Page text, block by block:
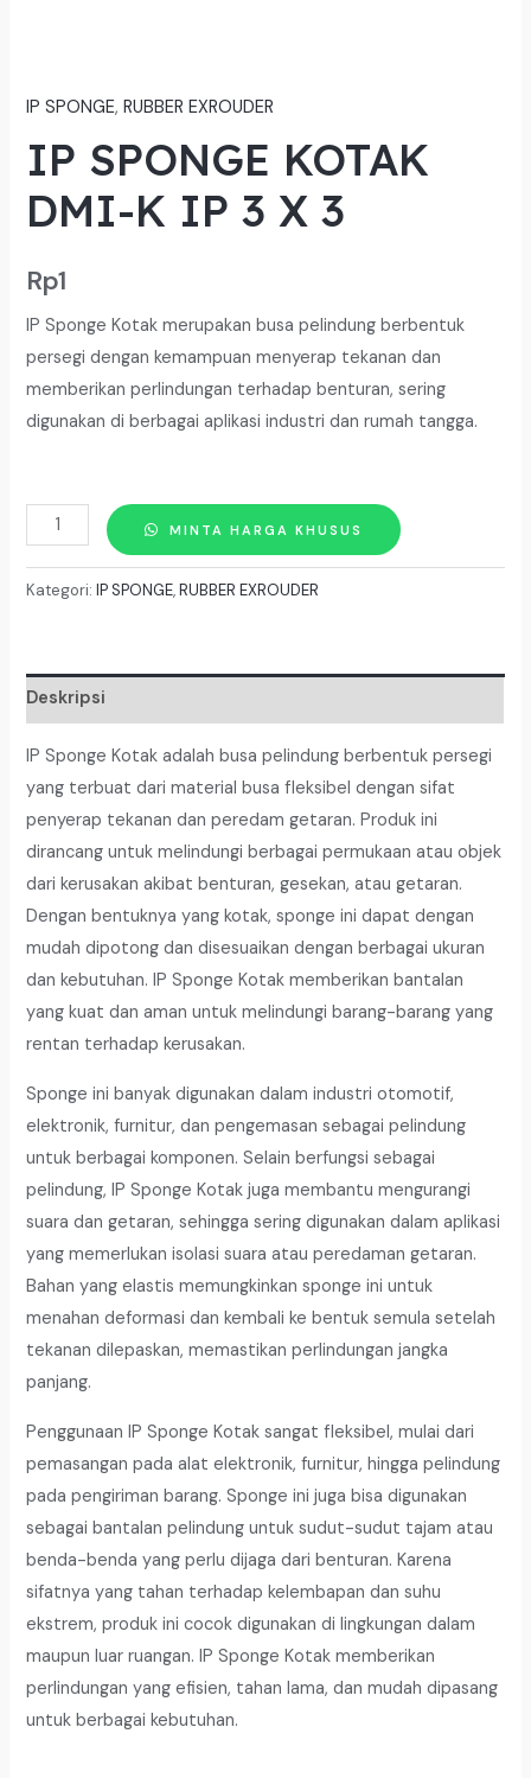
IP SPONGE,RUBBER EXROUDER
IP SPONGE KOTAK
DMI-K IP 3 X 3
Rp1
IP Sponge Kotak merupakan busa pelindung berbentuk
persegi dengan kemampuan menyerap tekanan dan
memberikan perlindungan terhadap benturan, sering
digunakan di berbagai aplikasi industri dan rumah tangga.
Kuantitas
IP
SPONGE
K
3
MINTA HARGA KHUSUS
Kategori:IP SPONGE,RUBBER EXROUDER
Deskripsi
IP Sponge Kotak adalah busa pelindung berbentuk persegi
yang terbuat dari material busa fleksibel dengan sifat
penyerap tekanan dan peredam getaran. Produk ini
dirancang untuk melindungi berbagai permukaan atau objek
dari kerusakan akibat benturan, gesekan, atau getaran.
Dengan bentuknya yang kotak, sponge ini dapat dengan
mudah dipotong dan disesuaikan dengan berbagai ukuran
dan kebutuhan. IP Sponge Kotak memberikan bantalan
yang kuat dan aman untuk melindungi barang-barang yang
rentan terhadap kerusakan.
Sponge ini banyak digunakan dalam industri otomotif,
elektronik, furnitur, dan pengemasan sebagai pelindung
untuk berbagai komponen. Selain berfungsi sebagai
pelindung, IP Sponge Kotak juga membantu mengurangi
suara dan getaran, sehingga sering digunakan dalam aplikasi
yang memerlukan isolasi suara atau peredaman getaran.
Bahan yang elastis memungkinkan sponge ini untuk
menahan deformasi dan kembali ke bentuk semula setelah
tekanan dilepaskan, memastikan perlindungan jangka
panjang.
Penggunaan IP Sponge Kotak sangat fleksibel, mulai dari
pemasangan pada alat elektronik, furnitur, hingga pelindung
pada pengiriman barang. Sponge ini juga bisa digunakan
sebagai bantalan pelindung untuk sudut-sudut tajam atau
benda-benda yang perlu dijaga dari benturan. Karena
sifatnya yang tahan terhadap kelembapan dan suhu
ekstrem, produk ini cocok digunakan di lingkungan dalam
maupun luar ruangan. IP Sponge Kotak memberikan
perlindungan yang efisien, tahan lama, dan mudah dipasang
untuk berbagai kebutuhan.